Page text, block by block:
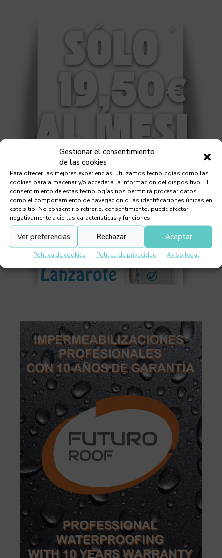
Gestionar el consentimiento
de las cookies
Para ofrecer las mejores experiencias, utilizamos tecnologías como las
cookies para almacenar y/o acceder a la información del dispositivo. El
consentimiento de estas tecnologías nos permitirá procesar datos
como el comportamiento de navegación o las identificaciones únicas en
este sitio. No consentir o retirar el consentimiento, puede afectar
negativamente a ciertas características y funciones.
Aceptar
Rechazar
Ver preferencias
Política de cookies Política de privacidad Aviso legal